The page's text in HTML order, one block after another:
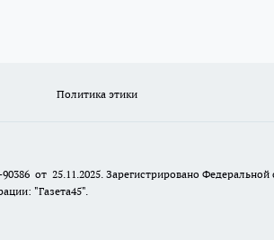
Политика этики
от 25.11.2025. Зарегистрировано
"Газета45".